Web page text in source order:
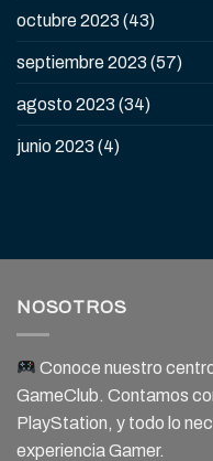
octubre 2023 (43)
septiembre 2023 (57)
agosto 2023 (34)
junio 2023 (4)
NOSOTROS
Conoce nuestro
GameClub. Contamos
PlayStation, y todo lo
experiencia Gamer.